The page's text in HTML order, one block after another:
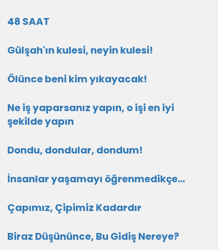
48 SAAT
Gülşah'ın kulesi, neyin kulesi!
Ölünce beni kim yıkayacak!
Ne iş yaparsanız yapın, o işi en iyi
şekilde yapın
Dondu, dondular, dondum!
İnsanlar yaşamayı öğrenmedikçe...
Çapımız, Çipimiz Kadardır
Biraz Düşününce, Bu Gidiş Nereye?